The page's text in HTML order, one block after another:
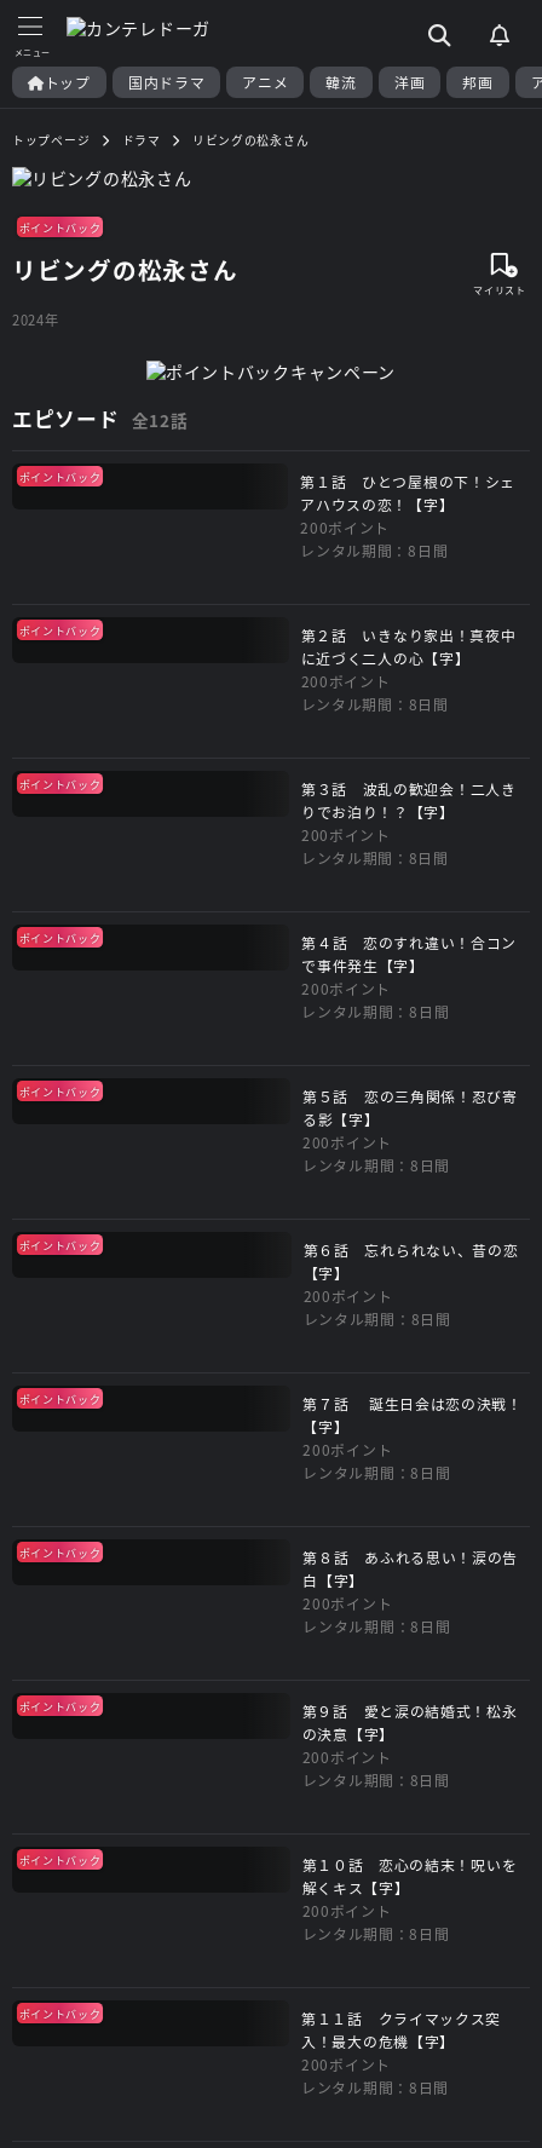
トップ 国内ドラマ アニメ 韓流 洋画 邦画
トップページ ドラマ リビングの松永さん
ポイントバック
リビングの松永さん
2024年
エピソード 全12話
ポイントバック
第１話 ひとつ屋根の下！シェ
アハウスの恋！【字】
200ポイント
レンタル期間：8日間
ポイントバック
第２話 いきなり家出！真夜中
に近づく二人の心【字】
200ポイント
レンタル期間：8日間
ポイントバック
第３話 波乱の歓迎会！二人き
りでお泊り！？【字】
200ポイント
レンタル期間：8日間
ポイントバック
第４話 恋のすれ違い！合コン
で事件発生【字】
200ポイント
レンタル期間：8日間
ポイントバック
第５話 恋の三角関係！忍び寄
る影【字】
200ポイント
レンタル期間：8日間
ポイントバック
第６話 忘れられない、昔の恋
【字】
200ポイント
レンタル期間：8日間
ポイントバック
第７話 誕生日会は恋の決戦！
【字】
200ポイント
レンタル期間：8日間
ポイントバック
第８話 あふれる思い！涙の告
白【字】
200ポイント
レンタル期間：8日間
ポイントバック
第９話 愛と涙の結婚式！松永
の決意【字】
200ポイント
レンタル期間：8日間
ポイントバック
第１０話 恋心の結末！呪いを
解くキス【字】
200ポイント
レンタル期間：8日間
ポイントバック
第１１話 クライマックス突
入！最大の危機【字】
200ポイント
レンタル期間：8日間